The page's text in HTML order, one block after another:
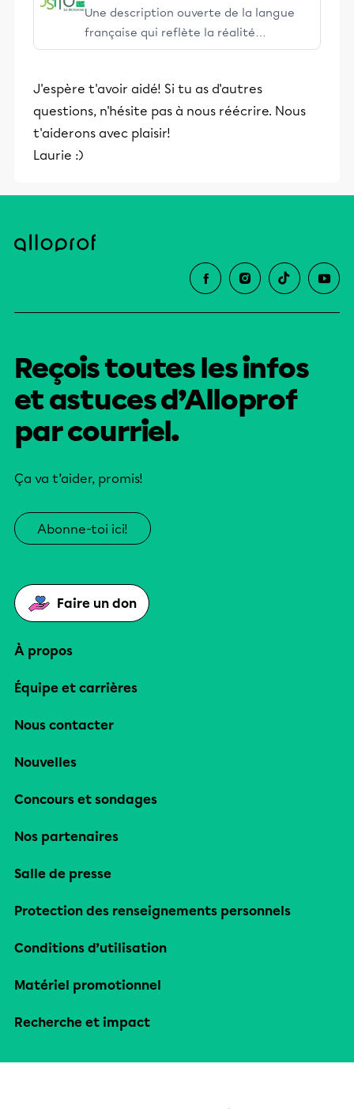
Une description ouverte de la langue
française qui reflète la réalité
québécoise, canadienne et nord-
avec le reste de la francophonie.
J'espère t'avoir aidé! Si tu as d'autres
questions, n'hésite pas à nous réécrire. Nous
t'aiderons avec plaisir!
Laurie :)
Reçois toutes les infos
et astuces d’Alloprof
par courriel.
Ça va t’aider, promis!
Abonne-toi ici!
Faire un don
À propos
Équipe et carrières
Nous contacter
Nouvelles
Concours et sondages
Nos partenaires
Salle de presse
Protection des renseignements personnels
Conditions d’utilisation
Matériel promotionnel
Recherche et impact